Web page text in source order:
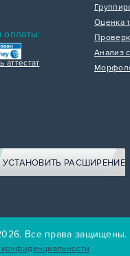
оплаты:
аттестат
Оценка
Анализ
УСТАНОВИТЬ РАСШИРЕНИЕ
Все права защищены.